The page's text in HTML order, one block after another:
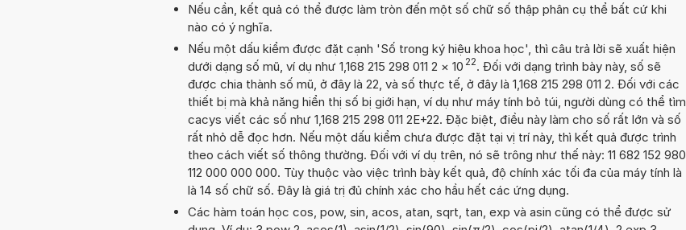
Nếu cần, kết quả có thể được làm tròn đến một số chữ số thập phân cụ thể bất cứ khi
nào có ý nghĩa.
Nếu một dấu kiểm được đặt cạnh 'Số trong ký hiệu khoa học', thì câu trả lời sẽ xuất hiện
dưới dạng số mũ, ví dụ như 1,168 215 298 011 2 × 10 22. Đối với dạng trình bày này, số sẽ
được chia thành số mũ, ở đây là 22, và số thực tế, ở đây là 1,168 215 298 011 2. Đối với các
thiết bị mà khả năng hiển thị số bị giới hạn, ví dụ như máy tính bỏ túi, người dùng có thể tìm
cacys viết các số như 1,168 215 298 011 2E+22. Đặc biệt, điều này làm cho số rất lớn và số
rất nhỏ dễ đọc hơn. Nếu một dấu kiểm chưa được đặt tại vị trí này, thì kết quả được trình
theo cách viết số thông thường. Đối với ví dụ trên, nó sẽ trông như thế này: 11 682 152 980
112 000 000 000. Tùy thuộc vào việc trình bày kết quả, độ chính xác tối đa của máy tính là
là 14 số chữ số. Đây là giá trị đủ chính xác cho hầu hết các ứng dụng.
Các hàm toán học cos, pow, sin, acos, atan, sqrt, tan, exp và asin cũng có thể được sử